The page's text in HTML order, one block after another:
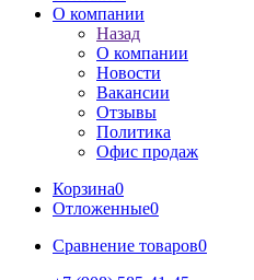
О компании
Назад
О компании
Новости
Вакансии
Отзывы
Политика
Офис продаж
Корзина0
Отложенные0
Сравнение товаров0